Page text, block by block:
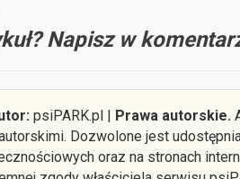
Napisz w
psiPARK.pl | Prawa autorskie.
Dozwolone jest
oraz na stronach